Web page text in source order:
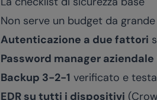
Non serve un budget da
Autenticazione a due fattori
Password manager aziendale
Backup 3-2-1 verificato e
EDR su tutti i dispositivi